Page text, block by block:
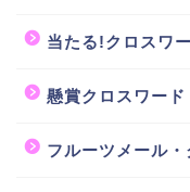
当たる!クロスワ
懸賞クロスワード
フルーツメール